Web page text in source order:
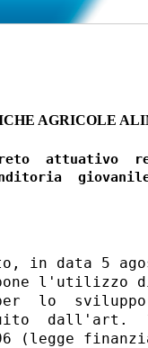
AGRICOLE
attuativo
in data 5
l'utilizzo
per  lo
dall'art.  1,
(legge